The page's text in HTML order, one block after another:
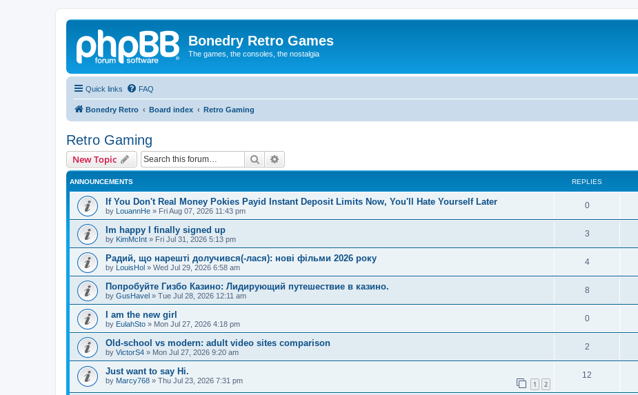
Bonedry Retro Games
The games, the consoles, the nostalgia
Quick links FAQ
Bonedry Retro Board index Retro Gaming
Retro Gaming
New Topic Search
ANNOUNCEMENTS REPLIES
If You Don't Real Money Pokies Payid Instant Deposit Limits Now, You'll Hate Yourself Later
by LouannHe » Fri Aug 07, 2026 11:43 pm
0
Im happy I finally signed up
by KimMcInt » Fri Jul 31, 2026 5:13 pm
3
Радий, що нарешті долучився(-лася): нові фільми 2026 року
by LouisHol » Wed Jul 29, 2026 6:58 am
4
Попробуйте Гизбо Казино: Лидирующий путешествие в казино.
by GusHavel » Tue Jul 28, 2026 12:11 am
8
I am the new girl
by EulahSto » Mon Jul 27, 2026 4:18 pm
0
Old-school vs modern: adult video sites comparison
by VictorS4 » Mon Jul 27, 2026 9:20 am
2
Just want to say Hi.
by Marcy768 » Thu Jul 23, 2026 7:31 pm 1 2
12